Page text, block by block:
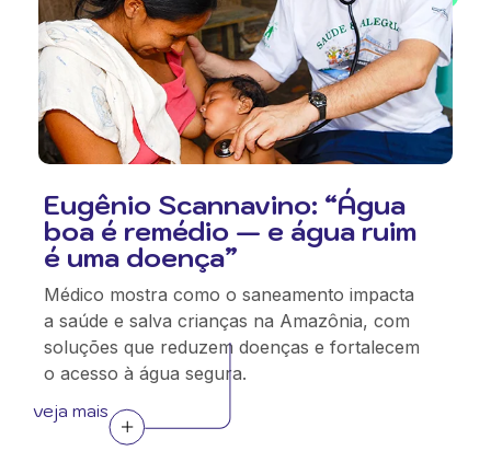
Eugênio Scannavino: “Água
boa é remédio — e água ruim
é uma doença”
Médico mostra como o saneamento impacta
a saúde e salva crianças na Amazônia, com
soluções que reduzem doenças e fortalecem
o acesso à água segura.
veja mais